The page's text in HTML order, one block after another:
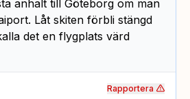
anhalt till Göteborg om man
Låt skiten förbli stängd
det en flygplats värd
Rapportera